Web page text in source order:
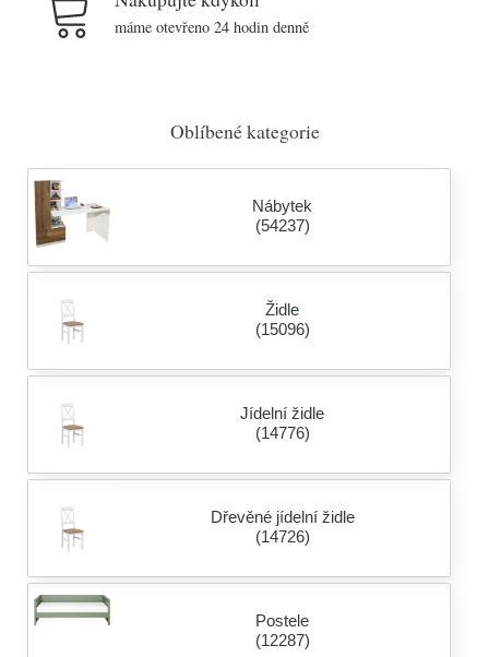
máme otevřeno 24 hodin denně
Oblíbené kategorie
Nábytek
(54237)
Židle
(15096)
Jídelní židle
(14776)
Dřevěné jídelní židle
(14726)
Postele
(12287)